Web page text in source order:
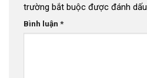
trường bắt buộc được đánh dấu
Bình luận *